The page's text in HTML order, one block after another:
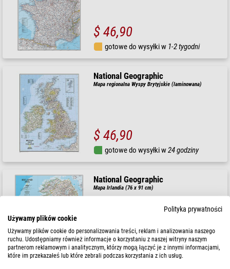
$ 46,90
gotowe do wysyłki w 1-2 tygodni
National Geographic
Mapa regionalna Wyspy Brytyjskie (laminowana)
$ 46,90
gotowe do wysyłki w24 godziny
National Geographic
Mapa Irlandia (76 x 91 cm)
$ 46,90
gotowe do wysyłki w 1-2 tygodni
Polityka prywatności
Używamy plików cookie
Używamy plików cookie do personalizowania treści, reklam i analizowania naszego
ruchu. Udostępniamy również informacje o korzystaniu z naszej witryny naszym
partnerom reklamowym i analitycznym, którzy mogą łączyć je z innymi informacjami,
które im przekazałeś lub które zebrali podczas korzystania z ich usług.